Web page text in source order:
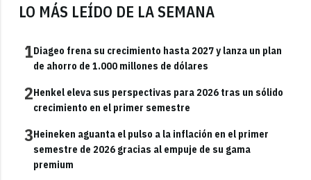
LO MÁS LEÍDO DE LA SEMANA
1Diageo frena su crecimiento hasta 2027 y lanza un plan
de ahorro de 1.000 millones de dólares
2Henkel eleva sus perspectivas para 2026 tras un sólido
crecimiento en el primer semestre
3Heineken aguanta el pulso a la inflación en el primer
semestre de 2026 gracias al empuje de su gama
premium